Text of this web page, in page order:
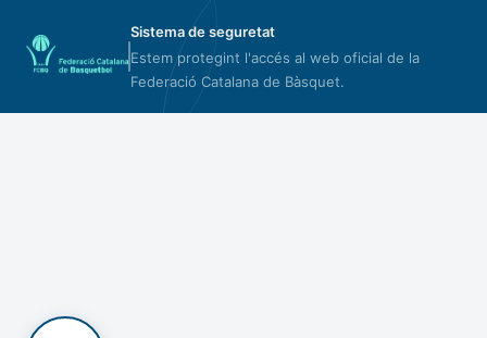
Sistema de seguretat
Estem protegint l'accés al web oficial de la
Federació Catalana de Bàsquet.